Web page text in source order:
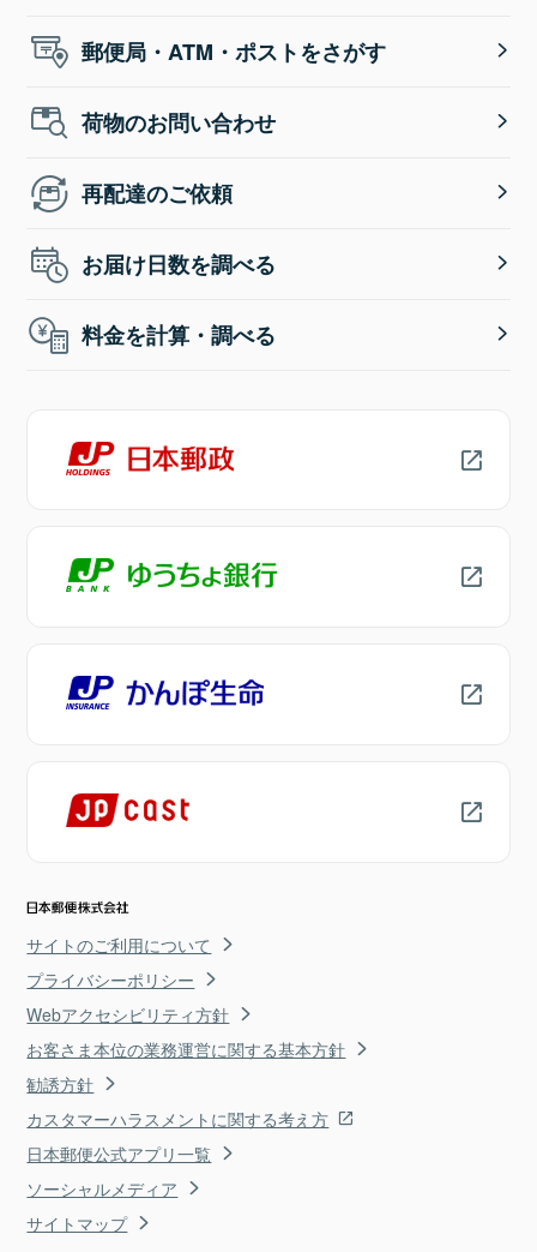
郵便局・ATM・ポストをさがす
荷物のお問い合わせ
再配達のご依頼
お届け日数を調べる
料金を計算・調べる
サイトのご利用について
プライバシーポリシー
Webアクセシビリティ方針
お客さま本位の業務運営に関する基本方針
勧誘方針
カスタマーハラスメントに関する考え方
日本郵便公式アプリ一覧
ソーシャルメディア
サイトマップ